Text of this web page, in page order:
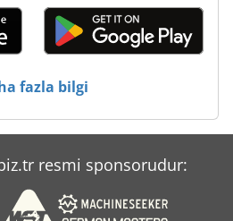
fazla bilgi
resmi sponsorudur: